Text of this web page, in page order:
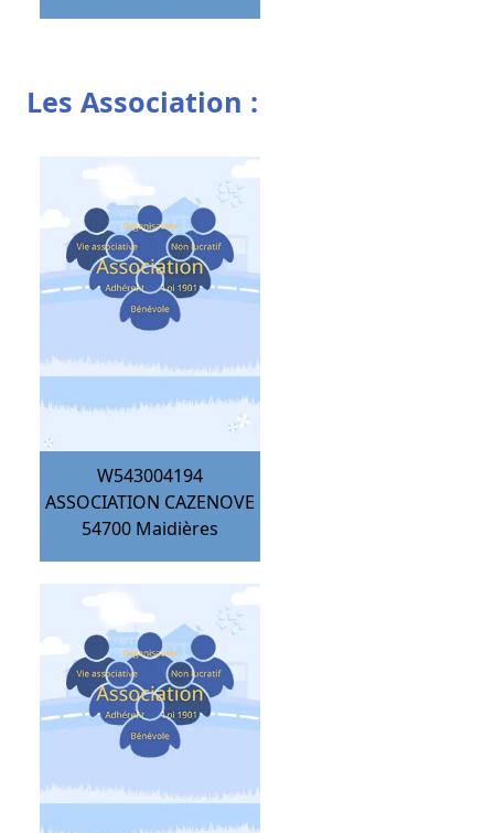
Les Association :
W543004194
ASSOCIATION CAZENOVE
54700 Maidières